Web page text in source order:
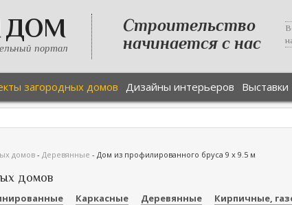
ДОМ
портал
Строительство
начинается с нас
загородных домов Дизайны интерьеров Выставки
домов- Деревянные - Дом из профилированного бруса 9 х 9.5 м
домов
Каркасные Деревянные Кирпичные,